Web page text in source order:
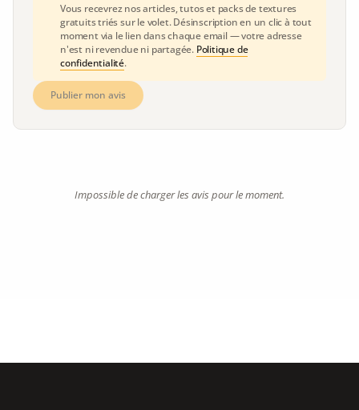
Vous recevrez nos articles, tutos et packs de textures
gratuits triés sur le volet. Désinscription en un clic à tout
moment via le lien dans chaque email — votre adresse
n'est ni revendue ni partagée. Politique de
confidentialité.
Publier mon avis
Impossible de charger les avis pour le moment.